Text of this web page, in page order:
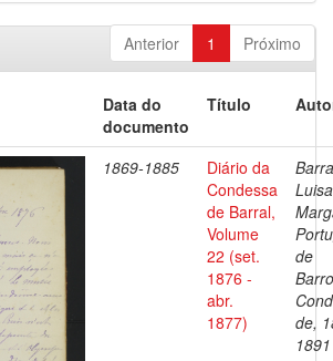
Anterior 1 Próximo
Data do
documento
Título
1869-1885
Diário da
Condessa
de Barral,
Volume
22 (set.
1876 -
abr.
1877)
Luisa
de
de,
1891